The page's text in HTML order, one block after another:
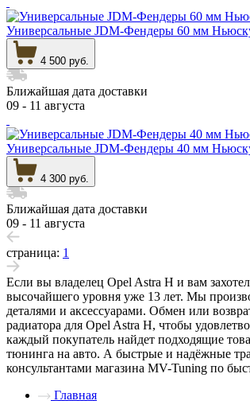
Универсальные JDM-Фендеры 60 мм
4 500 руб.
Ближайшая дата доставки
09 - 11 августа
Универсальные JDM-Фендеры 40 мм
4 300 руб.
Ближайшая дата доставки
09 - 11 августа
страница: 1
Если вы владелец Opel Astra H и вам
высочайшего уровня уже 13 лет. Мы
деталями и аксессуарами. Обмен или
радиатора для Opel Astra H, чтобы
каждый покупатель найдет подходящие
тюнинга на авто. А быстрые и надёжные
консультантами магазина MV-Tuning по
Главная